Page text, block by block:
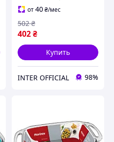
2500MLB)
от40₴/мес
402₴
502 ₴
Купить
INTER OFFICIAL 98%